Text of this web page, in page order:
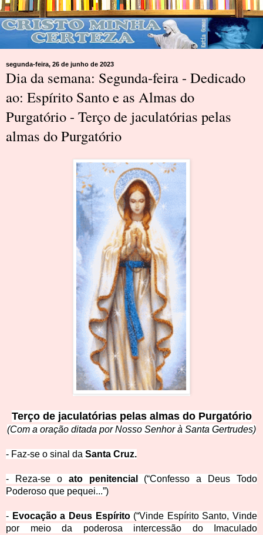
segunda-feira, 26 de junho de 2023
Dia da semana: Segunda-feira - Dedicado
ao: Espírito Santo e as Almas do
Purgatório - Terço de jaculatórias pelas
almas do Purgatório
Terço de jaculatórias pelas almas do Purgatório
(Com a oração ditada por Nosso Senhor à Santa Gertrudes)
- Faz-se o sinal da Santa Cruz.
- Reza-se o ato penitencial (“Confesso a Deus Todo
Poderoso que pequei...”)
- Evocação a Deus Espírito(“Vinde Espírito Santo, Vinde
por meio da poderosa intercessão do Imaculado